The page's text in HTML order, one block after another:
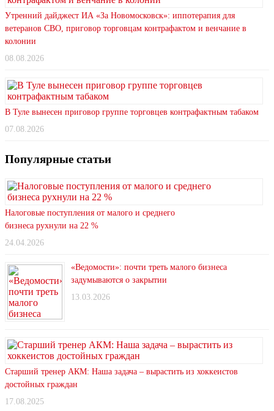
Утренний дайджест ИА «За Новомосковск»: иппотерапия для
ветеранов СВО, приговор торговцам контрафактом и венчание в
колонии
08.08.2026
В Туле вынесен приговор группе торговцев контрафактным табаком
07.08.2026
Популярные статьи
Налоговые поступления от малого и среднего
бизнеса рухнули на 22 %
24.04.2026
«Ведомости»: почти треть малого бизнеса
задумываются о закрытии
13.03.2026
Старший тренер АКМ: Наша задача – вырастить из хоккеистов
достойных граждан
17.08.2025